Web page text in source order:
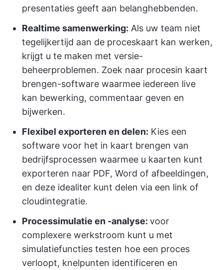
presentaties geeft aan belanghebbenden.
Realtime samenwerking: Als uw team niet
tegelijkertijd aan de proceskaart kan werken,
krijgt u te maken met versie-
beheerproblemen. Zoek naar procesin kaart
brengen-software waarmee iedereen live
kan bewerking, commentaar geven en
bijwerken.
Flexibel exporteren en delen: Kies een
software voor het in kaart brengen van
bedrijfsprocessen waarmee u kaarten kunt
exporteren naar PDF, Word of afbeeldingen,
en deze idealiter kunt delen via een link of
cloudintegratie.
Processimulatie en -analyse: voor
complexere werkstroom kunt u met
simulatiefuncties testen hoe een proces
verloopt, knelpunten identificeren en